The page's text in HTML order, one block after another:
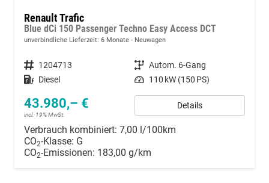
Renault Trafic
Blue dCi 150 Passenger Techno Easy Access DCT
unverbindliche Lieferzeit: 6 Monate Neuwagen
Fahrzeugnummer 1204713 Getriebe Autom. 6-Gang
Kraftstoff Diesel Leistung 110 kW (150 PS)
43.980,– €
incl. 19% MwSt.
Details
Verbrauch kombiniert: 7,00 l/100km
CO2-Klasse: G
CO2-Emissionen: 183,00 g/km